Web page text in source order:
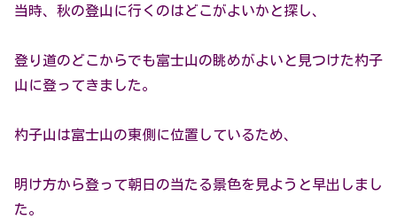
当時、秋の登山に行くのはどこがよいかと探し、
登り道のどこからでも富士山の眺めがよいと見つけた杓子
山に登ってきました。
杓子山は富士山の東側に位置しているため、
明け方から登って朝日の当たる景色を見ようと早出しまし
た。